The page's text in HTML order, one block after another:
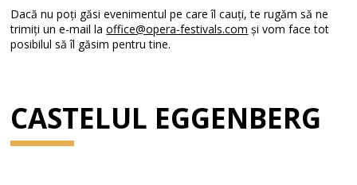
Dacă nu poți găsi evenimentul pe care îl cauți, te rugăm să ne
trimiți un e-mail laoffice@opera-festivals.com și vom face tot
posibilul să îl găsim pentru tine.
CASTELUL EGGENBERG